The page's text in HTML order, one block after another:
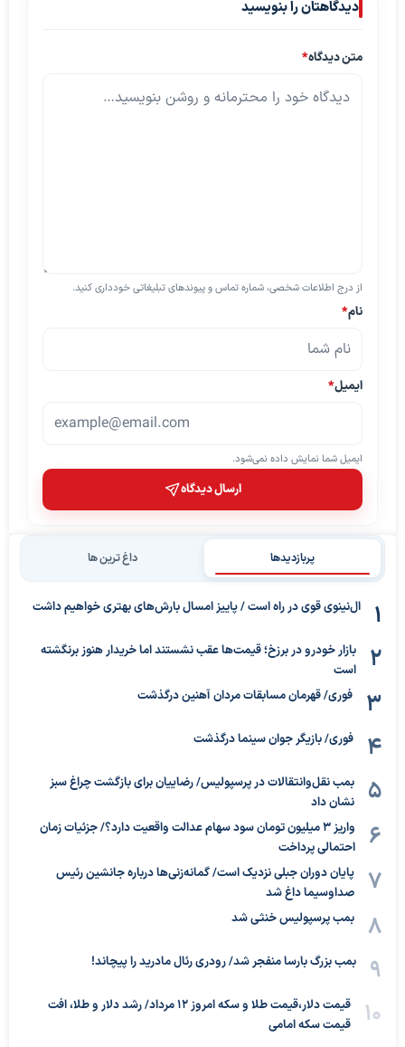
دیدگاهتان را بنویسید
متن دیدگاه*
از درج اطلاعات شخصی، شماره تماس و پیوندهای تبلیغاتی خودداری کنید.
نام*
ایمیل*
ایمیل شما نمایش داده نمی‌شود.
ارسال دیدگاه
پربازدیدها داغ ترین ها
ال‌نینوی قوی در راه است / پاییز امسال بارش‌های بهتری خواهیم داشت
بازار خودرو در برزخ؛ قیمت‌ها عقب نشستند اما خریدار هنوز برنگشته
است
فوری/ قهرمان مسابقات مردان آهنین درگذشت
فوری/ بازیگر جوان سینما درگذشت
بمب نقل‌وانتقالات در پرسپولیس/ رضاییان برای بازگشت چراغ سبز
نشان داد
واریز ۳ میلیون تومان سود سهام عدالت واقعیت دارد؟/ جزئیات زمان
احتمالی پرداخت
پایان دوران جبلی نزدیک است/ گمانه‌زنی‌ها درباره جانشین رئیس
صداوسیما داغ شد
بمب پرسپولیس خنثی شد
بمب بزرگ بارسا منفجر شد/ رودری رئال مادرید را پیچاند!
قیمت دلار،قیمت طلا و سکه امروز ۱۲ مرداد/ رشد دلار و طلا، افت
قیمت سکه امامی